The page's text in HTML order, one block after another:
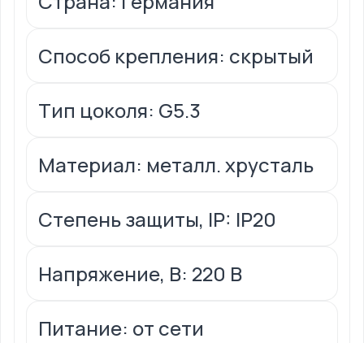
Способ крепления: скрытый
Тип цоколя: G5.3
Материал: металл. хрусталь
Степень защиты, IP: IP20
Напряжение, В: 220 В
Питание: от сети